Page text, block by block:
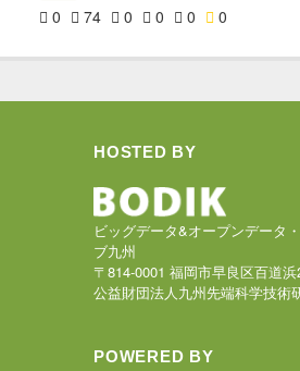
0 74 0 0 0 0
HOSTED BY
ビッグデータ&オープンデータ
ブ九州
〒814-0001 福岡市早良区百道浜
公益財団法人九州先端科学技術
POWERED BY